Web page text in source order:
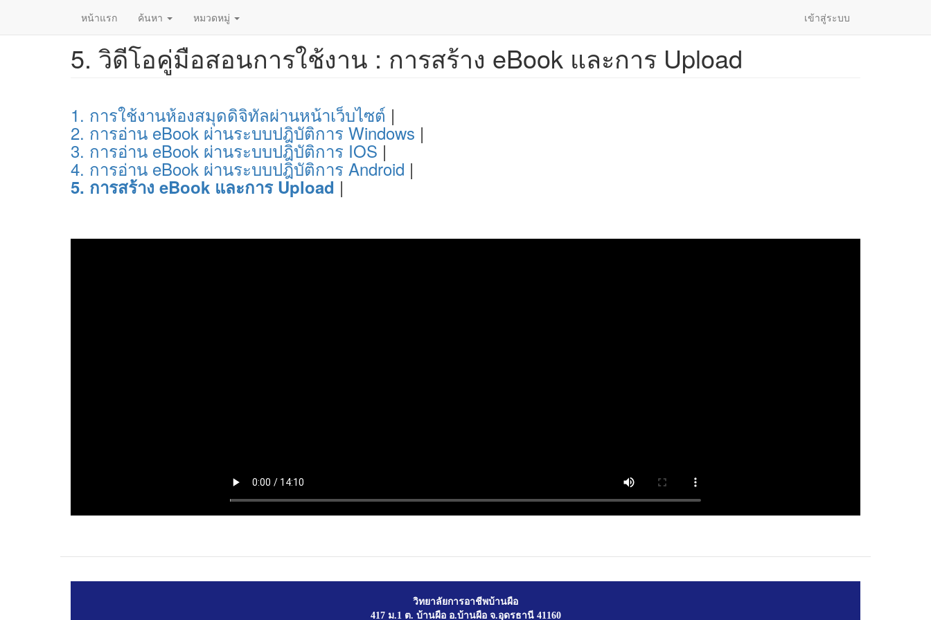
หน้าแรก ค้นหา หมวดหมู่ เข้าสู่ระบบ
5. วิดีโอคู่มือสอนการใช้งาน : การสร้าง eBook และการ Upload
1. การใช้งานห้องสมุดดิจิทัลผ่านหน้าเว็บไซต์ |
2. การอ่าน eBook ผ่านระบบปฎิบัติการ Windows |
3. การอ่าน eBook ผ่านระบบปฎิบัติการ IOS |
4. การอ่าน eBook ผ่านระบบปฎิบัติการ Android |
5. การสร้าง eBook และการ Upload |
วิทยาลัยการอาชีพบ้านผือ
417 ม.1 ต. บ้านผือ อ.บ้านผือ จ.อุดรธานี 41160